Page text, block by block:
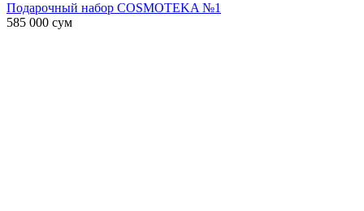
Подарочный набор COSMOTEKA №1
585 000 сум